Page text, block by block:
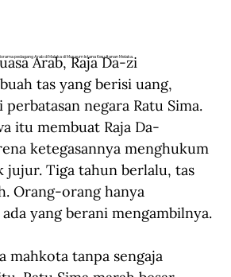
pedagang Arab di Malaka di Museum Istana Kesultanan Melaka.
Arab, Raja Da-zi
tas yang berisi uang,
negara Ratu Sima.
itu membuat Raja Da-
ketegasannya menghukum
jujur. Tiga tahun berlalu, tas
Orang-orang hanya
yang berani mengambilnya.
mahkota tanpa sengaja